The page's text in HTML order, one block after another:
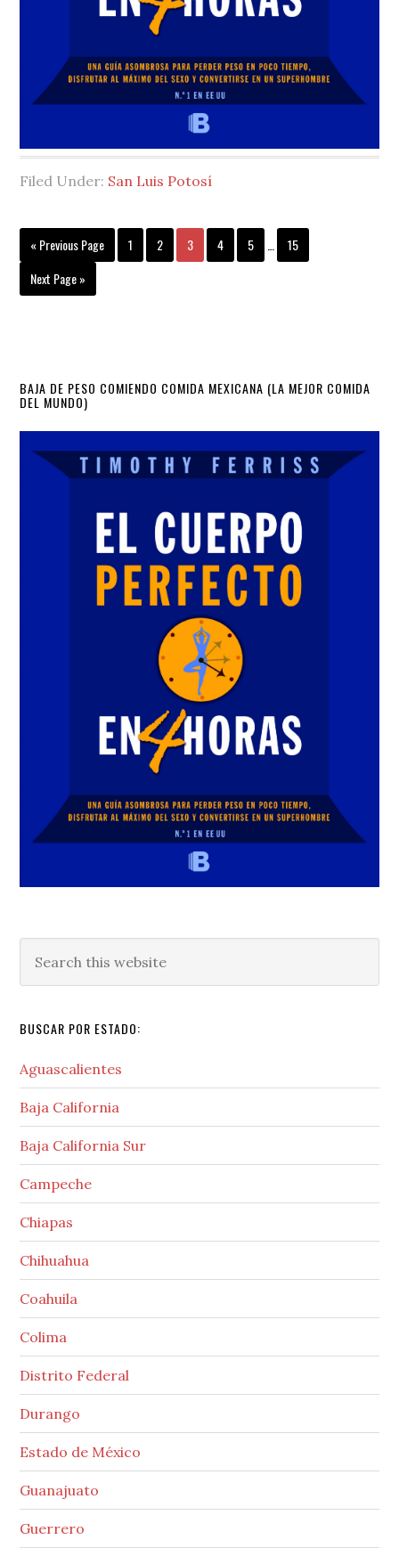
Filed Under: San Luis Potosí
« Go
Previous Page Page
1 Page
2 Page
3 Page
4 Page
5
Interim
pages
Page
15
Go
to
Next Page »
Primary
Sidebar
BAJA DE PESO COMIENDO COMIDA MEXICANA (LA MEJOR COMIDA
DEL MUNDO)
this
BUSCAR POR ESTADO:
Aguascalientes
Baja California
Baja California Sur
Campeche
Chiapas
Chihuahua
Coahuila
Colima
Distrito Federal
Durango
Estado de México
Guanajuato
Guerrero